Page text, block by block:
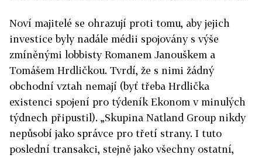
Noví majitelé se ohrazují proti tomu, aby jejich
investice byly nadále médii spojovány s výše
zmíněnými lobbisty Romanem Janouškem a
Tomášem Hrdličkou. Tvrdí, že s nimi žádný
obchodní vztah nemají (byť třeba Hrdlička
existenci spojení pro týdeník Ekonom v minulých
týdnech připustil). „Skupina Natland Group nikdy
nepůsobí jako správce pro třetí strany. I tuto
poslední transakci, stejně jako všechny ostatní,